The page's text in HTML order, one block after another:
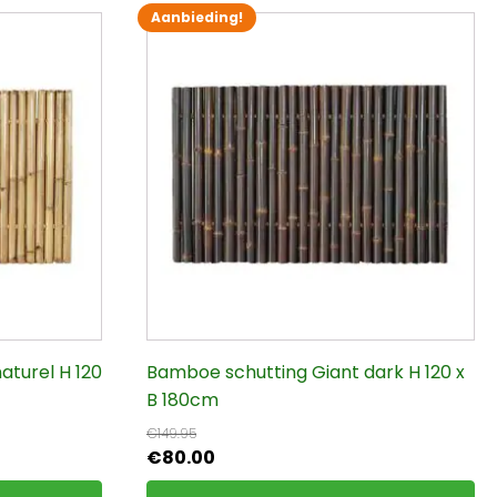
H 120
Aanbieding!
Bamboe schutting Giant dark H 120 x
B 180cm
€149.95
Oorspronkelijke
prijs
€80.00
prijs